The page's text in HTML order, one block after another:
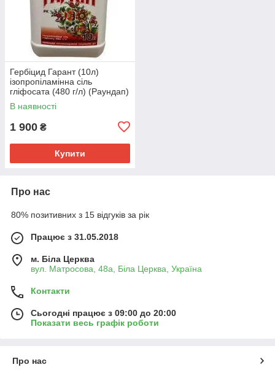
Гербіцид Гарант (10л)
ізопропіламінна сіль
гліфосата (480 г/л) (Раундап)
В наявності
1 900 ₴
Купити
Про нас
80% позитивних з 15 відгуків за рік
Працює з 31.05.2018
м. Біла Церква
вул. Матросова, 48а, Біла Церква, Україна
Контакти
Сьогодні працює з 09:00 до 20:00
Показати весь графік роботи
Про нас